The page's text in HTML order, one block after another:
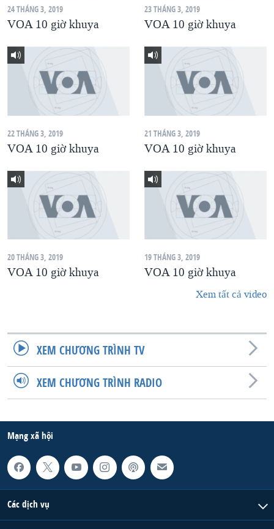
QUAN HỆ VIỆT MỸ
24 THÁNG 3, 2019
VOA 10 giờ khuya
23 THÁNG 3, 2019
VOA 10 giờ khuya
22 THÁNG 3, 2019
VOA 10 giờ khuya
21 THÁNG 3, 2019
VOA 10 giờ khuya
20 THÁNG 3, 2019
VOA 10 giờ khuya
19 THÁNG 3, 2019
VOA 10 giờ khuya
Xem tất cả video
XEM CHƯƠNG TRÌNH TV
XEM CHƯƠNG TRÌNH RADIO
Mạng xã hội
Các dịch vụ